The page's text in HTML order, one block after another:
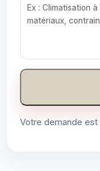
Votre demande est